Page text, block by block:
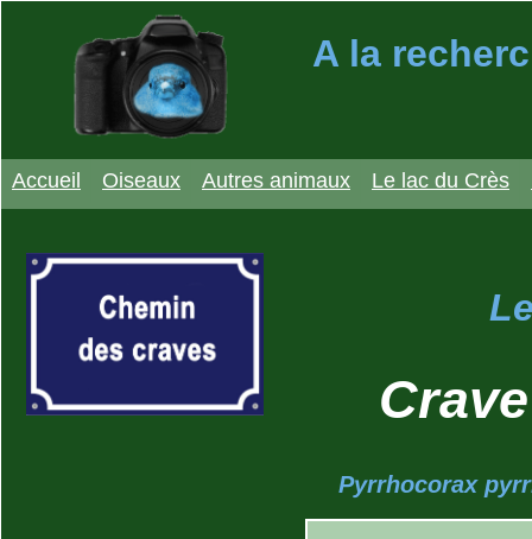
A la
Accueil Oiseaux Autres animaux Le lac du Crès
Pyrrhocorax